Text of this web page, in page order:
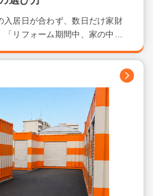
入居日が合わず、数日だけ家財
リフォーム期間中、家の中